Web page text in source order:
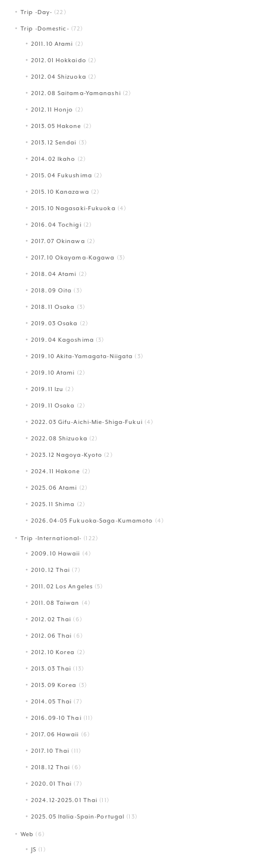
Trip -Day- (22)
Trip -Domestic- (72)
2011.10 Atami (2)
2012.01 Hokkaido (2)
2012.04 Shizuoka (2)
2012.08 Saitama-Yamanashi (2)
2012.11 Honjo (2)
2013.05 Hakone (2)
2013.12 Sendai (3)
2014.02 Ikaho (2)
2015.04 Fukushima (2)
2015.10 Kanazawa (2)
2015.10 Nagasaki-Fukuoka (4)
2016.04 Tochigi (2)
2017.07 Okinawa (2)
2017.10 Okayama-Kagawa (3)
2018.04 Atami (2)
2018.09 Oita (3)
2018.11 Osaka (3)
2019.03 Osaka (2)
2019.04 Kagoshima (3)
2019.10 Akita-Yamagata-Niigata (3)
2019.10 Atami (2)
2019.11 Izu (2)
2019.11 Osaka (2)
2022.03 Gifu-Aichi-Mie-Shiga-Fukui (4)
2022.08 Shizuoka (2)
2023.12 Nagoya-Kyoto (2)
2024.11 Hakone (2)
2025.06 Atami (2)
2025.11 Shima (2)
2026.04-05 Fukuoka-Saga-Kumamoto (4)
Trip -International- (122)
2009.10 Hawaii (4)
2010.12 Thai (7)
2011.02 Los Angeles (5)
2011.08 Taiwan (4)
2012.02 Thai (6)
2012.06 Thai (6)
2012.10 Korea (2)
2013.03 Thai (13)
2013.09 Korea (3)
2014.05 Thai (7)
2016.09-10 Thai (11)
2017.06 Hawaii (6)
2017.10 Thai (11)
2018.12 Thai (6)
2020.01 Thai (7)
2024.12-2025.01 Thai (11)
2025.05 Italia-Spain-Portugal (13)
Web (6)
JS (1)